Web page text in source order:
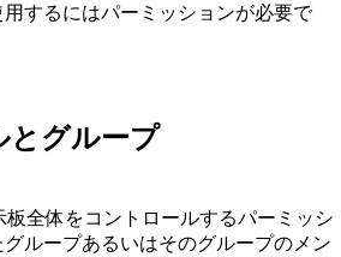
するにはパーミッションが必要で
とグループ
全体をコントロールするパーミッシ
グループあるいはそのグループのメン